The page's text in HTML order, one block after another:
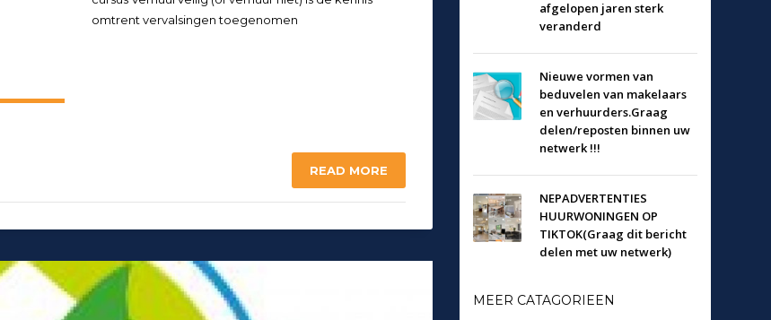
omtrent vervalsingen toegenomen
READ MORE
afgelopen jaren sterk
veranderd
Nieuwe vormen van
beduvelen van makelaars
en verhuurders.Graag
delen/reposten binnen uw
netwerk !!!
NEPADVERTENTIES
HUURWONINGEN OP
TIKTOK(Graag dit bericht
delen met uw netwerk)
MEER CATAGORIEEN